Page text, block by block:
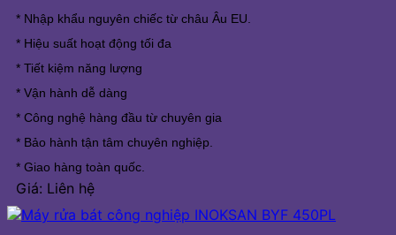
* Nhập khẩu nguyên chiếc từ châu Âu EU.
* Hiệu suất hoạt động tối đa
* Tiết kiệm năng lượng
* Vận hành dễ dàng
* Công nghệ hàng đầu từ chuyên gia
* Bảo hành tận tâm chuyên nghiệp.
* Giao hàng toàn quốc.
Giá: Liên hệ